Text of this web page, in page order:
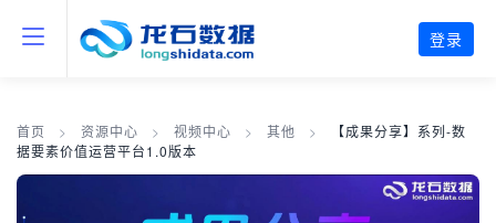
登录
首页 > 资源中心 > 视频中心 > 其他 >
【成果分享】系列-数
据要素价值运营平台1.0版本